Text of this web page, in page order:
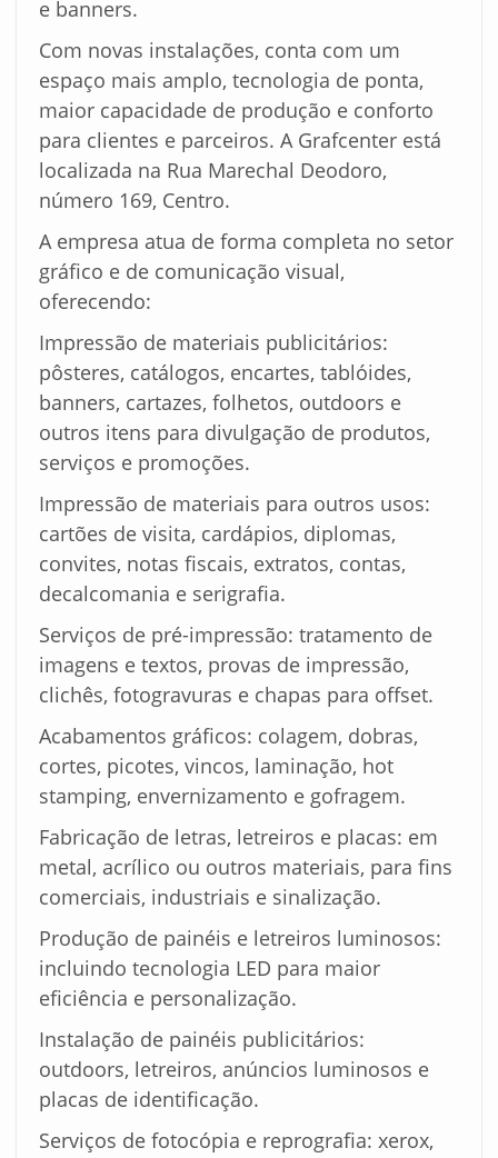
e banners.
Com novas instalações, conta com um
espaço mais amplo, tecnologia de ponta,
maior capacidade de produção e conforto
para clientes e parceiros. A Grafcenter está
localizada na Rua Marechal Deodoro,
número 169, Centro.
A empresa atua de forma completa no setor
gráfico e de comunicação visual,
oferecendo:
Impressão de materiais publicitários:
pôsteres, catálogos, encartes, tablóides,
banners, cartazes, folhetos, outdoors e
outros itens para divulgação de produtos,
serviços e promoções.
Impressão de materiais para outros usos:
cartões de visita, cardápios, diplomas,
convites, notas fiscais, extratos, contas,
decalcomania e serigrafia.
Serviços de pré-impressão: tratamento de
imagens e textos, provas de impressão,
clichês, fotogravuras e chapas para offset.
Acabamentos gráficos: colagem, dobras,
cortes, picotes, vincos, laminação, hot
stamping, envernizamento e gofragem.
Fabricação de letras, letreiros e placas: em
metal, acrílico ou outros materiais, para fins
comerciais, industriais e sinalização.
Produção de painéis e letreiros luminosos:
incluindo tecnologia LED para maior
eficiência e personalização.
Instalação de painéis publicitários:
outdoors, letreiros, anúncios luminosos e
placas de identificação.
Serviços de fotocópia e reprografia: xerox,